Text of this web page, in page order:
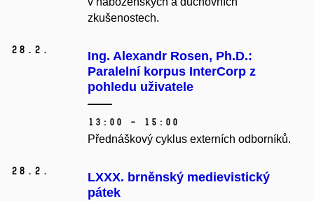
zkušenostech.
28. 2.
Ing. Alexandr Rosen, Ph.D.:
Paralelní korpus InterCorp z
pohledu uživatele
13:00 – 15:00
Přednáškový cyklus externích odborníků.
28. 2.
LXXX. brněnský medievistický
pátek